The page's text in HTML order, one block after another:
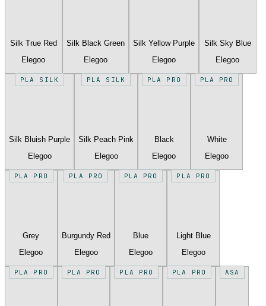
Silk True Red
Elegoo
Silk Black Green
Elegoo
Silk Yellow Purple
Elegoo
Silk Sky Blue
Elegoo
PLA SILK
Silk Bluish Purple
Elegoo
PLA SILK
Silk Peach Pink
Elegoo
PLA PRO
Black
Elegoo
PLA PRO
White
Elegoo
PLA PRO
Grey
Elegoo
PLA PRO
Burgundy Red
Elegoo
PLA PRO
Blue
Elegoo
PLA PRO
Light Blue
Elegoo
PLA PRO PLA PRO PLA PRO PLA PRO ASA